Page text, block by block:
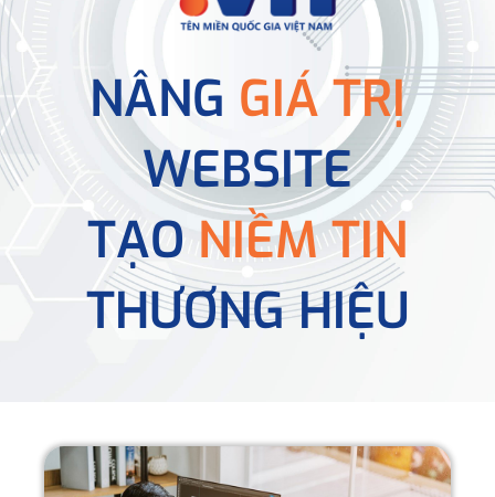
NÂNG GIÁ TRỊ
WEBSITE
TẠONIỀM TIN
THƯƠNG HIỆU